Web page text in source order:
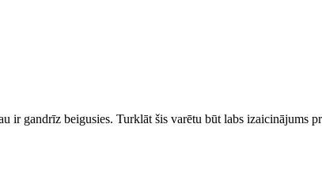
ir gandrīz beigusies. Turklāt šis varētu būt labs izaicinājums